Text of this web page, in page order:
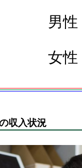
男
女性
収入状況